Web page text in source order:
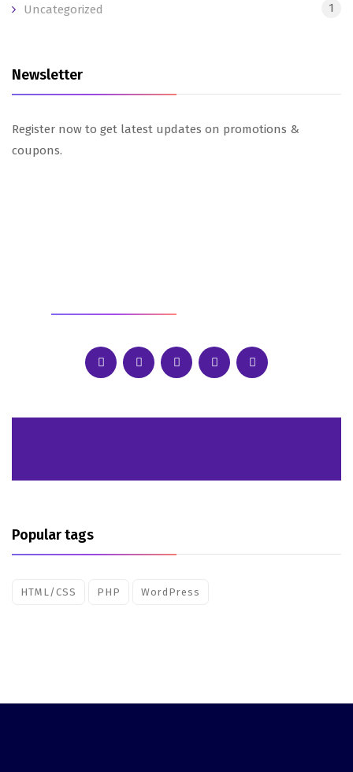
Uncategorized 1
Newsletter
Register now to get latest updates on promotions &
coupons.
Popular tags
HTML/CSS PHP WordPress